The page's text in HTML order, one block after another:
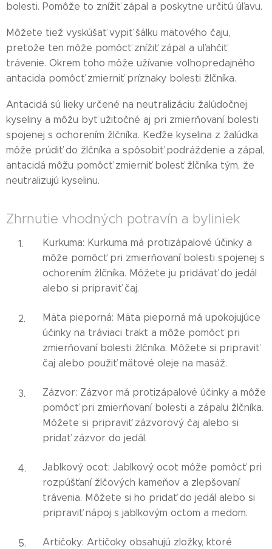
bolesti. Pomôže to znížiť zápal a poskytne určitú úľavu.
Môžete tiež vyskúšať vypiť šálku mätového čaju,
pretože ten môže pomôcť znížiť zápal a uľahčiť
trávenie. Okrem toho môže užívanie voľnopredajného
antacida pomôcť zmierniť príznaky bolesti žlčníka.
Antacidá sú lieky určené na neutralizáciu žalúdočnej
kyseliny a môžu byť užitočné aj pri zmierňovaní bolesti
spojenej s ochorením žlčníka. Keďže kyselina z žalúdka
môže prúdiť do žlčníka a spôsobiť podráždenie a zápal,
antacidá môžu pomôcť zmierniť bolesť žlčníka tým, že
neutralizujú kyselinu.
Zhrnutie vhodných potravín a byliniek
Kurkuma: Kurkuma má protizápalové účinky a
môže pomôcť pri zmierňovaní bolesti spojenej s
ochorením žlčníka. Môžete ju pridávať do jedál
alebo si pripraviť čaj.
Mäta pieporná: Mäta pieporná má upokojujúce
účinky na tráviaci trakt a môže pomôcť pri
zmierňovaní bolesti žlčníka. Môžete si pripraviť
čaj alebo použiť mätové oleje na masáž.
Zázvor: Zázvor má protizápalové účinky a môže
pomôcť pri zmierňovaní bolesti a zápalu žlčníka.
Môžete si pripraviť zázvorový čaj alebo si
pridať zázvor do jedál.
Jablkový ocot: Jablkový ocot môže pomôcť pri
rozpúšťaní žlčových kameňov a zlepšovaní
trávenia. Môžete si ho pridať do jedál alebo si
pripraviť nápoj s jablkovým octom a medom.
Artičoky: Artičoky obsahujú zložky, ktoré